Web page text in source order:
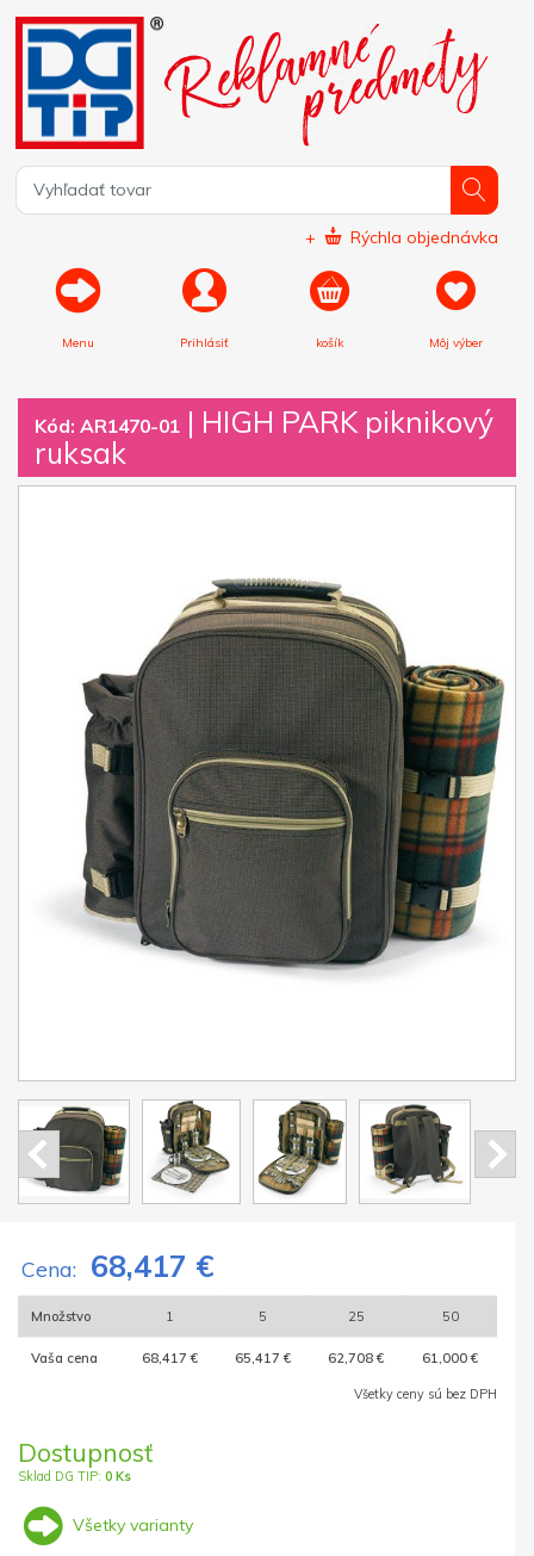
+ Rýchla objednávka
Menu Prihlásiť košík Môj výber
Kód: AR1470-01 | HIGH PARK piknikový
ruksak
Cena: 68,417 €
Množstvo 1 5 25 50
Vaša cena 68,417 € 65,417 € 62,708 € 61,000 €
Všetky ceny sú bez DPH
Dostupnosť
Sklad DG TIP: 0 Ks
Všetky varianty